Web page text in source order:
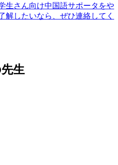
生さん向け中国語サポータをや
解したいなら、ぜひ連絡してく
生